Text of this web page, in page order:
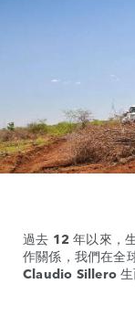
過去 12 年以來，
作關係，我們在全
Claudio Sillero